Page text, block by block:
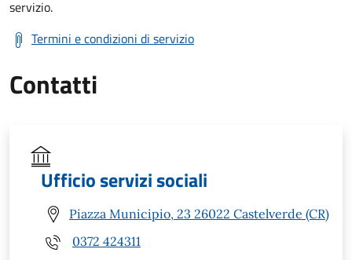
servizio.
Termini e condizioni di servizio
Contatti
Ufficio servizi sociali
Piazza Municipio, 23 26022 Castelverde (CR)
0372 424311